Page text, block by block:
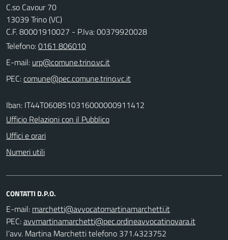
C.so Cavour 70
13039 Trino (VC)
C.F. 80001910027 - P.Iva: 00379920028
Telefono:0161 806010
E-mail:
PEC:
Iban: IT44T0608510316000000911412
Ufficio Relazioni con il Pubblico
Uffici e orari
Numeri utili
CONTATTI D.P.O.
E-mail:
PEC:
l’avv. Martina Marchetti telefono 371.4323752